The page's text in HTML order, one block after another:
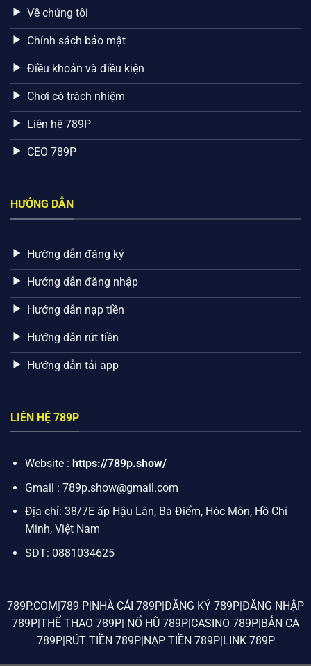
Về chúng tôi
Chính sách bảo mật
Điều khoản và điều kiện
Chơi có trách nhiệm
Liên hệ 789P
CEO 789P
HƯỚNG DẪN
Hướng dẫn đăng ký
Hướng dẫn đăng nhập
Hướng dẫn nạp tiền
Hướng dẫn rút tiền
Hướng dẫn tải app
LIÊN HỆ 789P
Website : https://789p.show/
Gmail : 789p.show@gmail.com
Địa chỉ: 38/7E ấp Hậu Lân, Bà Điểm, Hóc Môn, Hồ Chí
Minh, Việt Nam
SĐT: 0881034625
789P.COM|789 P|NHÀ CÁI 789P|ĐĂNG KÝ 789P|ĐĂNG NHẬP
789P|THỂ THAO 789P| NỔ HŨ 789P|CASINO 789P|BẮN CÁ
789P|RÚT TIỀN 789P|NẠP TIỀN 789P|LINK 789P